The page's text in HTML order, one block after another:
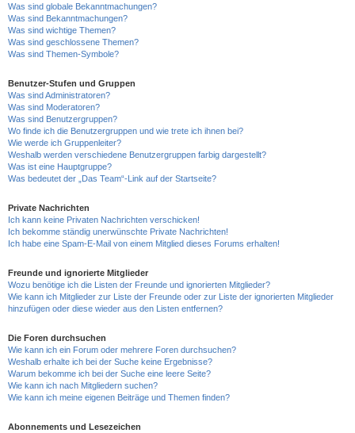
Was sind globale Bekanntmachungen?
Was sind Bekanntmachungen?
Was sind wichtige Themen?
Was sind geschlossene Themen?
Was sind Themen-Symbole?
Benutzer-Stufen und Gruppen
Was sind Administratoren?
Was sind Moderatoren?
Was sind Benutzergruppen?
Wo finde ich die Benutzergruppen und wie trete ich ihnen bei?
Wie werde ich Gruppenleiter?
Weshalb werden verschiedene Benutzergruppen farbig dargestellt?
Was ist eine Hauptgruppe?
Was bedeutet der „Das Team“-Link auf der Startseite?
Private Nachrichten
Ich kann keine Privaten Nachrichten verschicken!
Ich bekomme ständig unerwünschte Private Nachrichten!
Ich habe eine Spam-E-Mail von einem Mitglied dieses Forums erhalten!
Freunde und ignorierte Mitglieder
Wozu benötige ich die Listen der Freunde und ignorierten Mitglieder?
Wie kann ich Mitglieder zur Liste der Freunde oder zur Liste der ignorierten Mitglieder
hinzufügen oder diese wieder aus den Listen entfernen?
Die Foren durchsuchen
Wie kann ich ein Forum oder mehrere Foren durchsuchen?
Weshalb erhalte ich bei der Suche keine Ergebnisse?
Warum bekomme ich bei der Suche eine leere Seite?
Wie kann ich nach Mitgliedern suchen?
Wie kann ich meine eigenen Beiträge und Themen finden?
Abonnements und Lesezeichen